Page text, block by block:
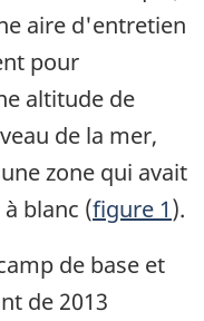
aire d'entretien
pour
altitude de
de la mer,
zone qui avait
blanc (figure 1).
de base et
de 2013